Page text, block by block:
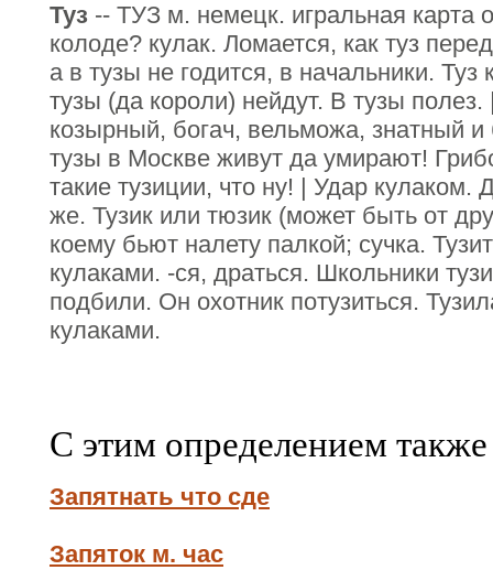
Туз -- ТУЗ м. немецк. игральная карта
колоде? кулак. Ломается, как туз
а в тузы не годится, в начальники.
тузы (да короли) нейдут. В тузы
козырный, богач, вельможа, знатный и
тузы в Москве живут да умирают!
такие тузиции, что ну! | Удар кулаком.
же. Тузик или тюзик (может быть от
коему бьют налету палкой; сучка.
кулаками. -ся, драться. Школьники
подбили. Он охотник потузиться.
кулаками.
С этим определением
Запятнать что сде
Запяток м. час